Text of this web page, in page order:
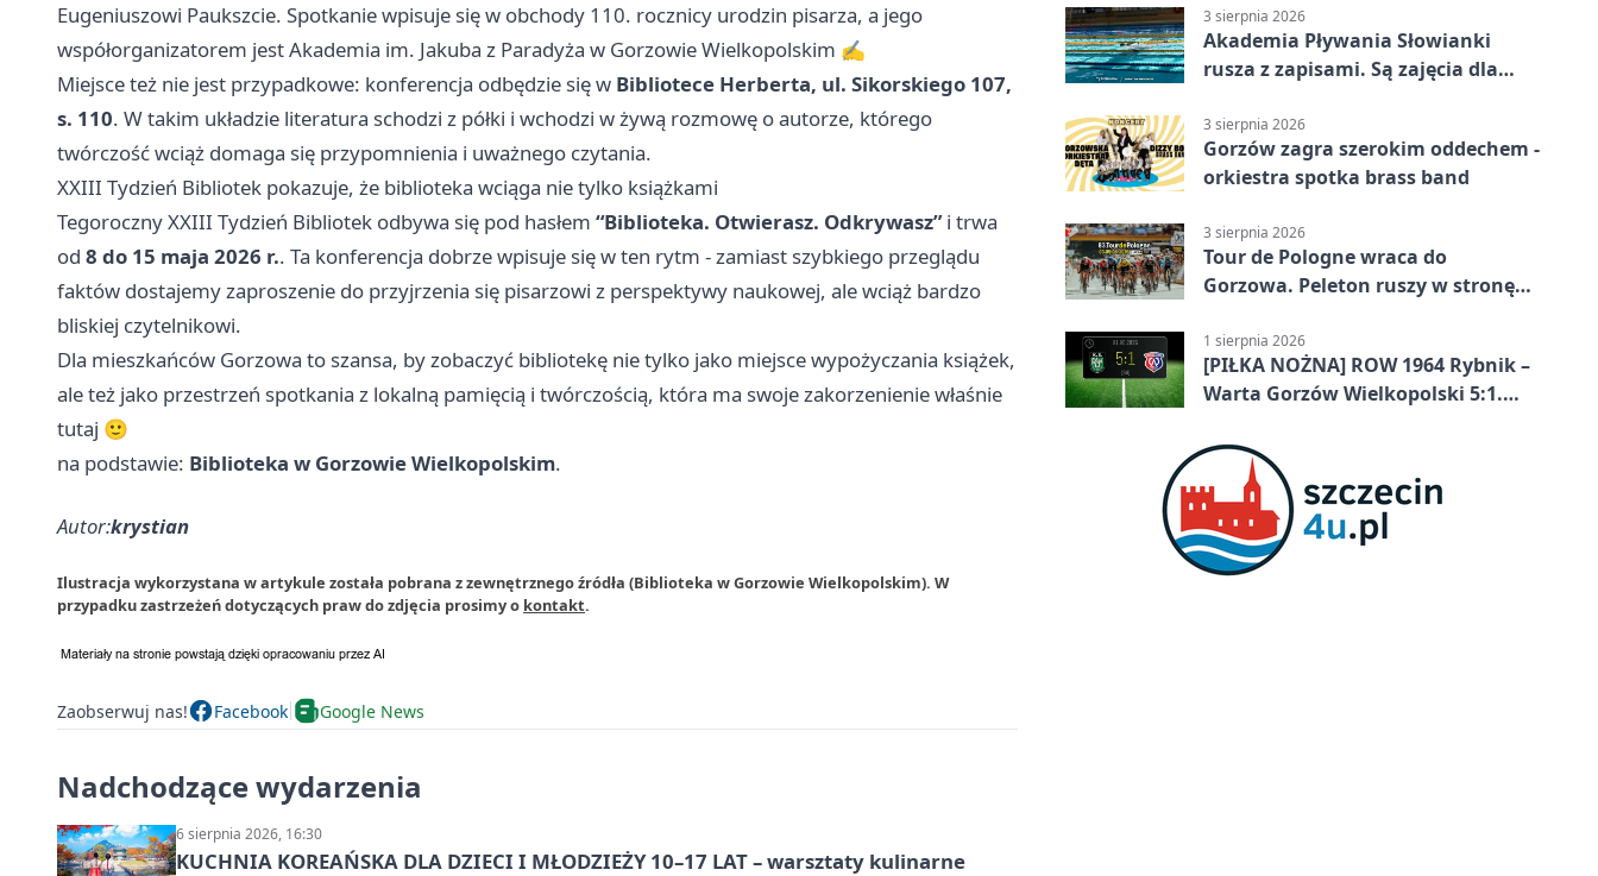
Eugeniuszowi Paukszcie. Spotkanie wpisuje się w obchody 110. rocznicy urodzin pisarza, a jego
współorganizatorem jest Akademia im. Jakuba z Paradyża w Gorzowie Wielkopolskim ✍️
Miejsce też nie jest przypadkowe: konferencja odbędzie się w Bibliotece Herberta, ul. Sikorskiego 107,
s. 110. W takim układzie literatura schodzi z półki i wchodzi w żywą rozmowę o autorze, którego
twórczość wciąż domaga się przypomnienia i uważnego czytania.
XXIII Tydzień Bibliotek pokazuje, że biblioteka wciąga nie tylko książkami
Tegoroczny XXIII Tydzień Bibliotek odbywa się pod hasłem “Biblioteka. Otwierasz. Odkrywasz”i trwa
od 8 do 15 maja 2026 r.. Ta konferencja dobrze wpisuje się w ten rytm - zamiast szybkiego przeglądu
faktów dostajemy zaproszenie do przyjrzenia się pisarzowi z perspektywy naukowej, ale wciąż bardzo
bliskiej czytelnikowi.
Dla mieszkańców Gorzowa to szansa, by zobaczyć bibliotekę nie tylko jako miejsce wypożyczania książek,
ale też jako przestrzeń spotkania z lokalną pamięcią i twórczością, która ma swoje zakorzenienie właśnie
tutaj 🙂
na podstawie: Biblioteka w Gorzowie Wielkopolskim.
Autor:krystian
Ilustracja wykorzystana w artykule została pobrana z zewnętrznego źródła (Biblioteka w Gorzowie Wielkopolskim). W
przypadku zastrzeżeń dotyczących praw do zdjęcia prosimy o kontakt.
Zaobserwuj nas! Facebook Google News
Nadchodzące wydarzenia
6 sierpnia 2026, 16:30
KUCHNIA KOREAŃSKA DLA DZIECI I MŁODZIEŻY 10–17 LAT – warsztaty kulinarne
3 sierpnia 2026
Akademia Pływania Słowianki
rusza z zapisami. Są zajęcia dla
3 sierpnia 2026
Gorzów zagra szerokim oddechem -
orkiestra spotka brass band
3 sierpnia 2026
Tour de Pologne wraca do
Gorzowa. Peleton ruszy w stronę
1 sierpnia 2026
[PIŁKA NOŻNA] ROW 1964 Rybnik –
Warta Gorzów Wielkopolski 5:1.
Lidze Grupa 3 (Grupa III)